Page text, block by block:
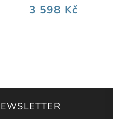
3 598 Kč